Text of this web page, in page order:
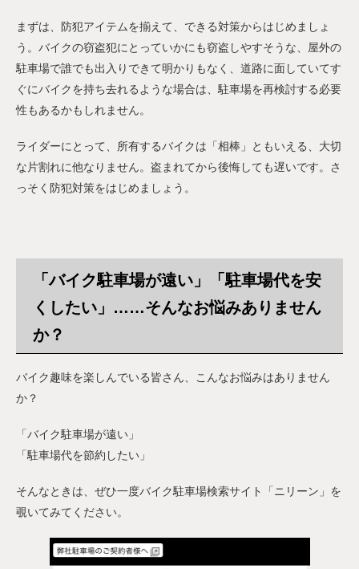
まずは、防犯アイテムを揃えて、できる対策からはじめましょ
う。バイクの窃盗犯にとっていかにも窃盗しやすそうな、屋外の
駐車場で誰でも出入りできて明かりもなく、道路に面していてす
ぐにバイクを持ち去れるような場合は、駐車場を再検討する必要
性もあるかもしれません。
ライダーにとって、所有するバイクは「相棒」ともいえる、大切
な片割れに他なりません。盗まれてから後悔しても遅いです。さ
っそく防犯対策をはじめましょう。
「バイク駐車場が遠い」「駐車場代を安
くしたい」……そんなお悩みありません
か？
バイク趣味を楽しんでいる皆さん、こんなお悩みはありません
か？
「バイク駐車場が遠い」
「駐車場代を節約したい」
そんなときは、ぜひ一度バイク駐車場検索サイト「ニリーン」を
覗いてみてください。